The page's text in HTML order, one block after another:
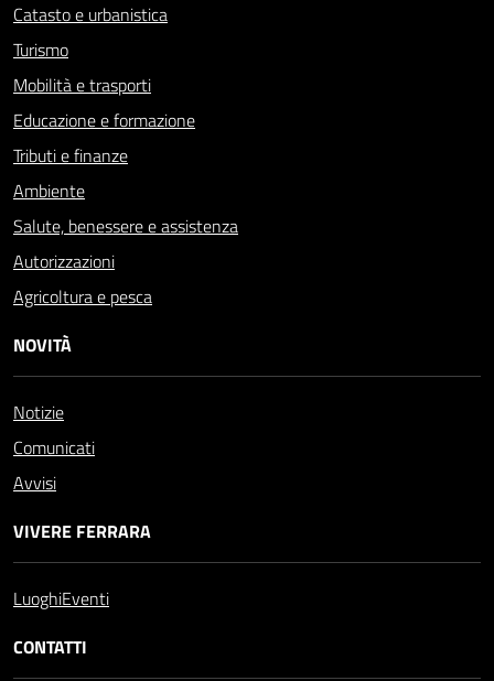
Catasto e urbanistica
Turismo
Mobilità e trasporti
Educazione e formazione
Tributi e finanze
Ambiente
Salute, benessere e assistenza
Autorizzazioni
Agricoltura e pesca
NOVITÀ
Notizie
Comunicati
Avvisi
VIVERE FERRARA
LuoghiEventi
CONTATTI